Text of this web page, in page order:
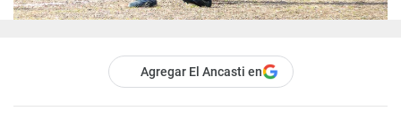
Agregar El Ancasti en